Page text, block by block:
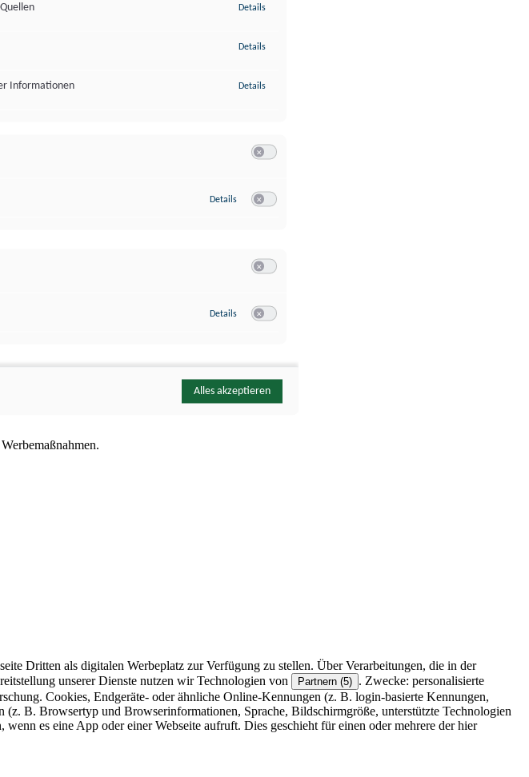
Dritten als digitalen Werbeplatz zur Verfügung zu stellen. Über Verarbeitungen, die in der
unserer Dienste nutzen wir Technologien von Partnern (5) . Zwecke: personalisierte
Cookies, Endgeräte- oder ähnliche Online-Kennungen (z. B. login-basierte Kennungen,
B. Browsertyp und Browserinformationen, Sprache, Bildschirmgröße, unterstützte Technologien
es eine App oder einer Webseite aufruft. Dies geschieht für einen oder mehrere der hier
Details
Details
Informationen Details
Details zu Google Analytics
Details zu YouTube
Alles akzeptieren